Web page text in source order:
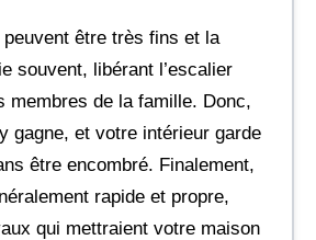
être très fins et la
souvent, libérant l’escalier
membres de la famille. Donc,
gagne, et votre intérieur garde
être encombré. Finalement,
rapide et propre,
qui mettraient votre maison